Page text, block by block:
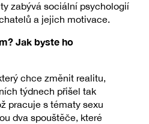
zabývá sociální psychologií
a jejich motivace.
Jak byste ho
chce změnit realitu,
týdnech přišel tak
pracuje s tématy sexu
dva spouštěče, které